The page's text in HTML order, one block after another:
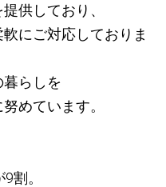
供しており、
にご対応しておりま
らしを
めています。
割。